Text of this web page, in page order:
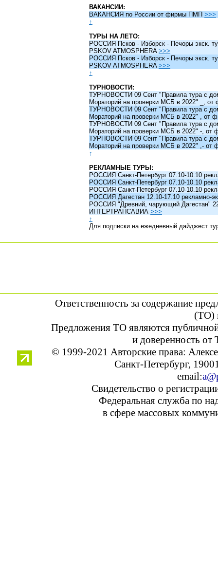
ВАКАНСИИ:
ВАКАНСИЯ по России от фирмы ПМП >>>
↑
ТУРЫ НА ЛЕТО:
РОССИЯ Псков - Изборск - Печоры экск.
PSKOV ATMOSPHERA >>>
РОССИЯ Псков - Изборск - Печоры экск.
PSKOV ATMOSPHERA >>>
↑
ТУРНОВОСТИ:
ТУРНОВОСТИ 09 Сент "Правила тура с
Мораторий на проверки МСБ в 2022" _,
ТУРНОВОСТИ 09 Сент "Правила тура с
Мораторий на проверки МСБ в 2022" ,
ТУРНОВОСТИ 09 Сент "Правила тура с
Мораторий на проверки МСБ в 2022" -,
ТУРНОВОСТИ 09 Сент "Правила тура с
Мораторий на проверки МСБ в 2022" ,-
↑
РЕКЛАМНЫЕ ТУРЫ:
РОССИЯ Санкт-Петербург 07.10-10.10
РОССИЯ Санкт-Петербург 07.10-10.10
РОССИЯ Санкт-Петербург 07.10-10.10
РОССИЯ Дагестан 12.10-17.10 рекламно-
РОССИЯ "Древний, чарующий Дагестан"
ИНТЕРТРАНСАВИА >>>
↑
Для подписки на ежедневный дайджест
Ответственность за содержание
(ТО)
Предложения ТО являются
и доверенность от
© 1999-2021 Авторские права:
Санкт-Петербург,
email:
Свидетельство о
Федеральная служба по
в сфере массовых